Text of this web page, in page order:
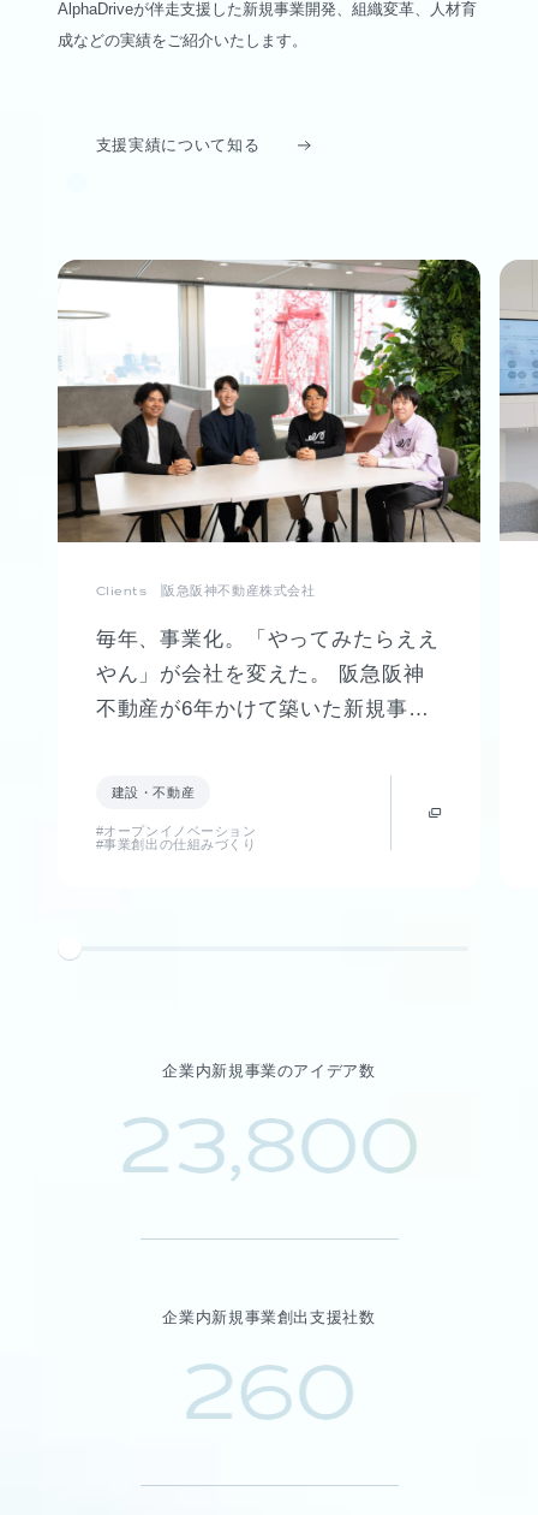
AlphaDriveが伴走支援した新規事業開発、組織変革、人材育
成などの実績をご紹介いたします。
支援実績について知る
Clients 阪急阪神不動産株式会社
毎年、事業化。「やってみたらええ
やん」が会社を変えた。 阪急阪神
不動産が6年かけて築いた新規事業
建設・不動産
#オープンイノベーション
#事業創出の仕組みづくり
企業内新規事業のアイデア数
23,800
企業内新規事業創出支援社数
260